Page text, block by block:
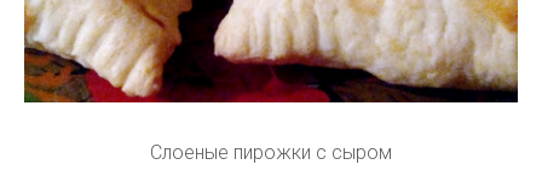
Слоеные пирожки с сыром